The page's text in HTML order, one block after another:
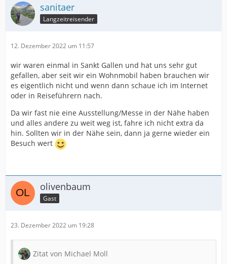
sanitaer
Langzeitreisender
12. Dezember 2022 um 11:57
wir waren einmal in Sankt Gallen und hat uns sehr gut
gefallen, aber seit wir ein Wohnmobil haben brauchen wir
es eigentlich nicht und wenn dann schaue ich im Internet
oder in Reiseführern nach.
Da wir fast nie eine Ausstellung/Messe in der Nähe haben
und alles andere zu weit weg ist, fahre ich nicht extra da
hin. Sollten wir in der Nähe sein, dann ja gerne wieder ein
Besuch wert
olivenbaum
Gast
23. Dezember 2022 um 19:28
Zitat von Michael Moll